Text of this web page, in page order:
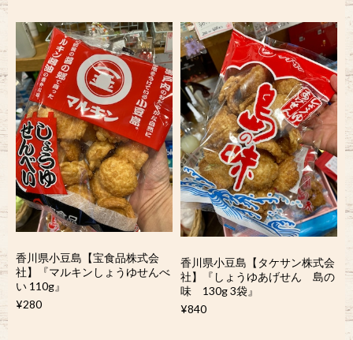
香川県小豆島【宝食品株式会
社】『マルキンしょうゆせんべ
い 110g』
¥280
香川県小豆島【タケサン株式会
社】『しょうゆあげせん 島の
味 130g 3袋』
¥840